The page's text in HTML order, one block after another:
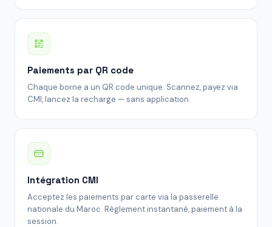
Paiements par QR code
Chaque borne a un QR code unique. Scannez, payez via
CMI, lancez la recharge — sans application.
Intégration CMI
Acceptez les paiements par carte via la passerelle
nationale du Maroc. Règlement instantané, paiement à la
session.